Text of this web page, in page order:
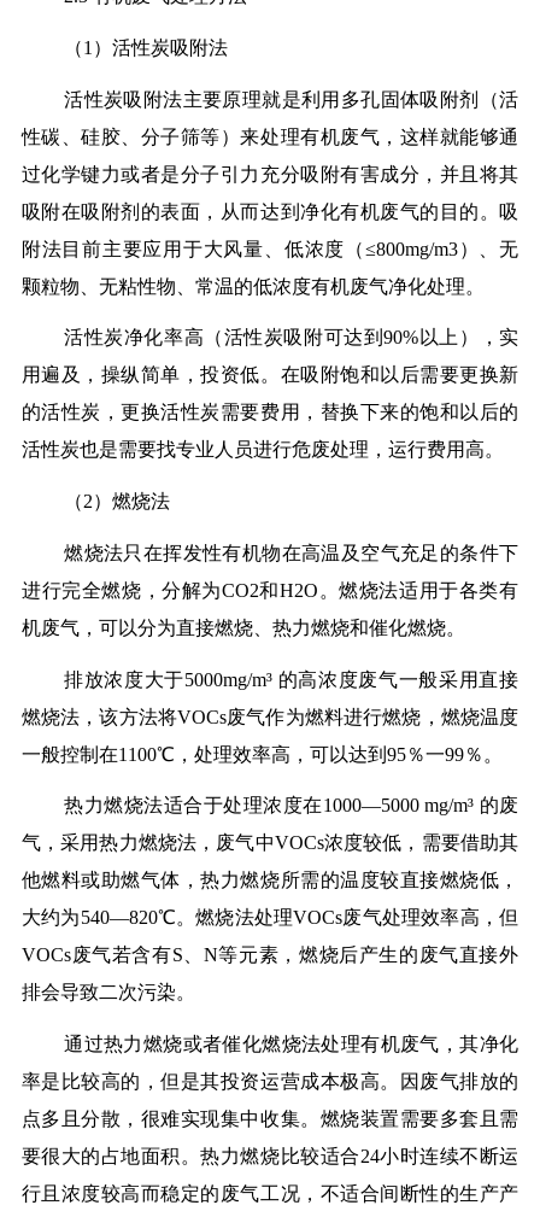
（1）活性炭吸附法
活性炭吸附法主要原理就是利用多孔固体吸附剂（活
性碳、硅胶、分子筛等）来处理有机废气，这样就能够通
过化学键力或者是分子引力充分吸附有害成分，并且将其
吸附在吸附剂的表面，从而达到净化有机废气的目的。吸
附法目前主要应用于大风量、低浓度（≤800mg/m3）、无
颗粒物、无粘性物、常温的低浓度有机废气净化处理。
活性炭净化率高（活性炭吸附可达到90%以上），实
用遍及，操纵简单，投资低。在吸附饱和以后需要更换新
的活性炭，更换活性炭需要费用，替换下来的饱和以后的
活性炭也是需要找专业人员进行危废处理，运行费用高。
（2）燃烧法
燃烧法只在挥发性有机物在高温及空气充足的条件下
进行完全燃烧，分解为CO2和H2O。燃烧法适用于各类有
机废气，可以分为直接燃烧、热力燃烧和催化燃烧。
排放浓度大于5000mg/m³ 的高浓度废气一般采用直接
燃烧法，该方法将VOCs废气作为燃料进行燃烧，燃烧温度
一般控制在1100℃，处理效率高，可以达到95％一99％。
热力燃烧法适合于处理浓度在1000—5000 mg/m³ 的废
气，采用热力燃烧法，废气中VOCs浓度较低，需要借助其
他燃料或助燃气体，热力燃烧所需的温度较直接燃烧低，
大约为540—820℃。燃烧法处理VOCs废气处理效率高，但
VOCs废气若含有S、N等元素，燃烧后产生的废气直接外
排会导致二次污染。
通过热力燃烧或者催化燃烧法处理有机废气，其净化
率是比较高的，但是其投资运营成本极高。因废气排放的
点多且分散，很难实现集中收集。燃烧装置需要多套且需
要很大的占地面积。热力燃烧比较适合24小时连续不断运
行且浓度较高而稳定的废气工况，不适合间断性的生产产